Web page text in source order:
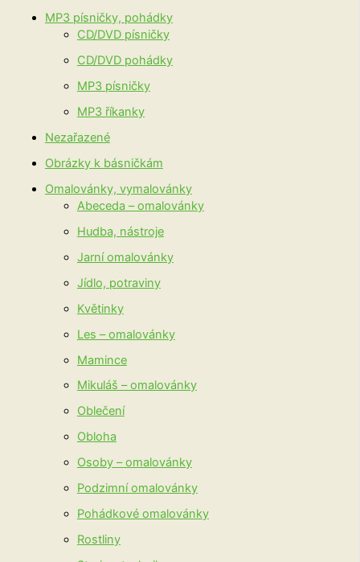
MP3 písničky, pohádky
CD/DVD písničky
CD/DVD pohádky
MP3 písničky
MP3 říkanky
Nezařazené
Obrázky k básničkám
Omalovánky, vymalovánky
Abeceda – omalovánky
Hudba, nástroje
Jarní omalovánky
Jídlo, potraviny
Květinky
Les – omalovánky
Mamince
Mikuláš – omalovánky
Oblečení
Obloha
Osoby – omalovánky
Podzimní omalovánky
Pohádkové omalovánky
Rostliny